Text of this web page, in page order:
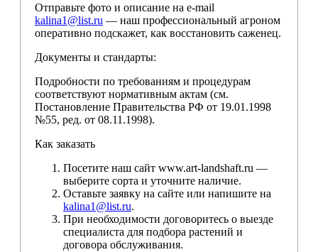
Отправьте фото и описание на e-mail
kalina1@list.ru — наш профессиональный агроном
оперативно подскажет, как восстановить саженец.
Документы и стандарты:
Подробности по требованиям и процедурам
соответствуют нормативным актам (см.
Постановление Правительства РФ от 19.01.1998
№55, ред. от 08.11.1998).
Как заказать
Посетите наш сайт www.art-landshaft.ru —
выберите сорта и уточните наличие.
Оставьте заявку на сайте или напишите на
kalina1@list.ru.
При необходимости договоритесь о выезде
специалиста для подбора растений и
договора обслуживания.